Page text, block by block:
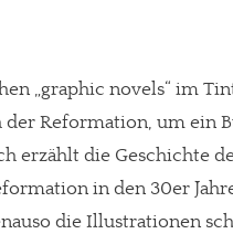
„graphic novels“ im
Reformation, um ein
erzählt die Geschichte
in den 30er
die Illustrationen